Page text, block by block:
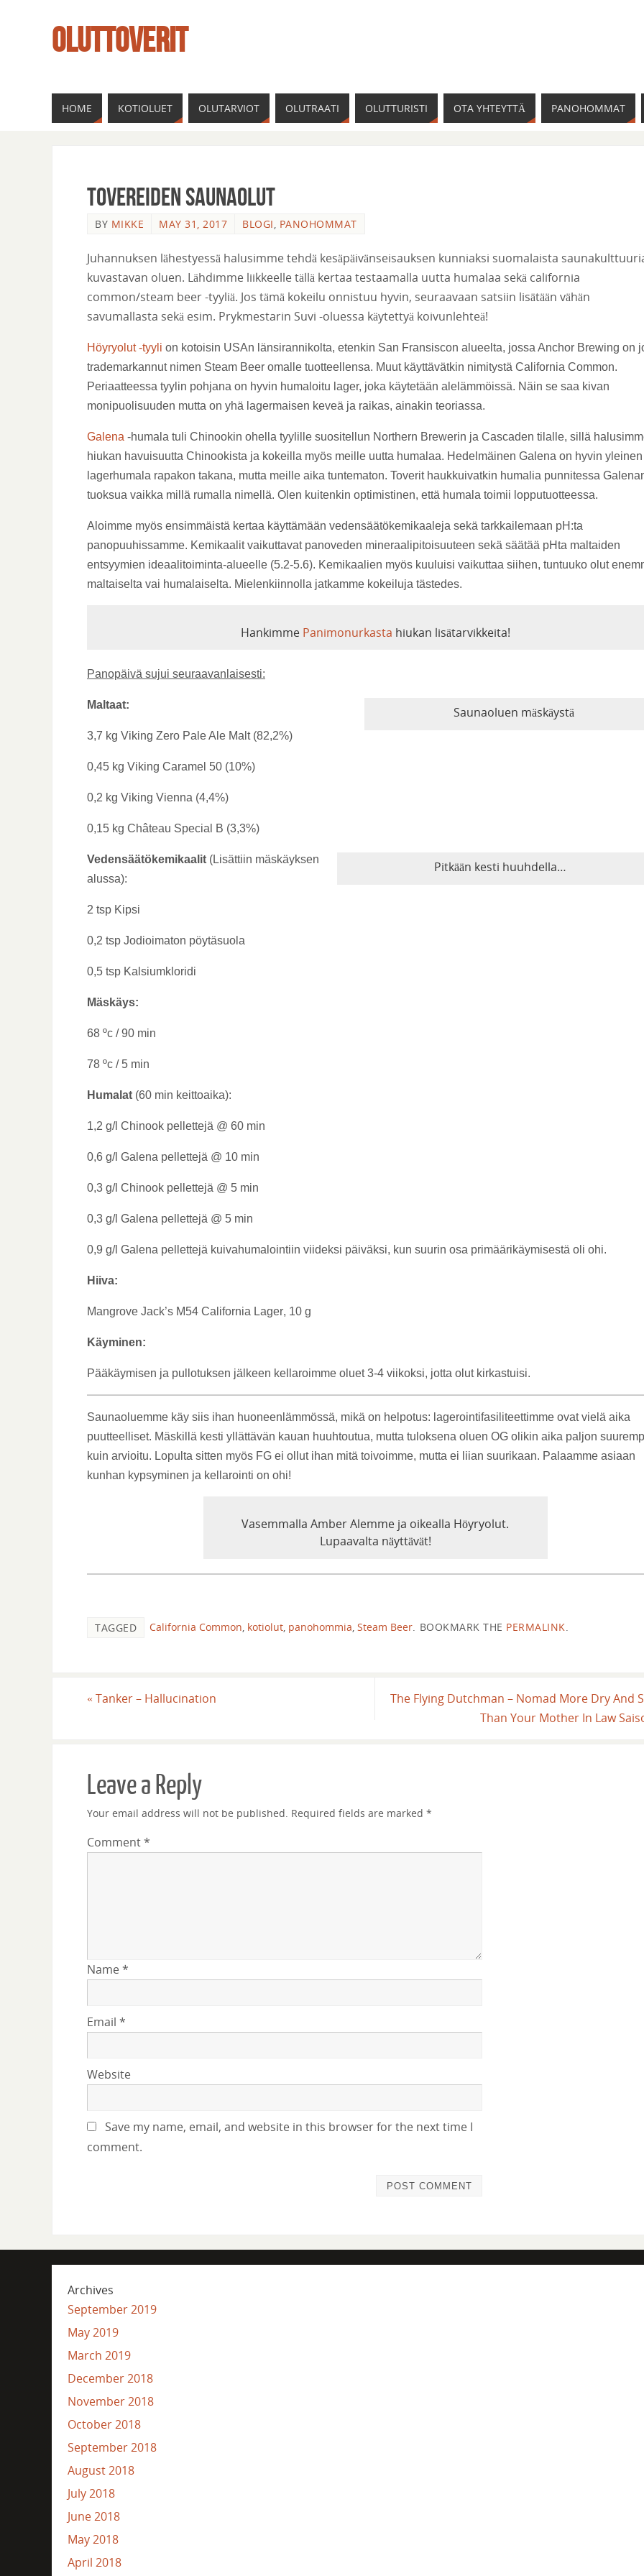
OLUTTOVERIT
HOME KOTIOLUET OLUTARVIOT OLUTRAATI OLUTTURISTI OTA YHTEYTTÄ PANOHOMMAT
Tovereiden Saunaolut
BY MIKKE MAY 31, 2017 BLOGI, PANOHOMMAT
Juhannuksen lähestyessä halusimme tehdä kesäpäivänseisauksen kunniaksi suomalaista
kuvastavan oluen. Lähdimme liikkeelle tällä kertaa testaamalla uutta humalaa sekä california
common/steam beer -tyyliä. Jos tämä kokeilu onnistuu hyvin, seuraavaan satsiin lisätään vähän
savumallasta sekä esim. Prykmestarin Suvi -oluessa käytettyä koivunlehteä!
Höyryolut -tyyli on kotoisin USAn länsirannikolta, etenkin San Fransiscon alueelta, jossa Anchor Brewing on
trademarkannut nimen Steam Beer omalle tuotteellensa. Muut käyttävätkin nimitystä California Common.
Periaatteessa tyylin pohjana on hyvin humaloitu lager, joka käytetään alelämmöissä. Näin se saa kivan
monipuolisuuden mutta on yhä lagermaisen keveä ja raikas, ainakin teoriassa.
Galena -humala tuli Chinookin ohella tyylille suositellun Northern Brewerin ja Cascaden tilalle, sillä
hiukan havuisuutta Chinookista ja kokeilla myös meille uutta humalaa. Hedelmäinen Galena on hyvin yleinen
lagerhumala rapakon takana, mutta meille aika tuntematon. Toverit haukkuivatkin humalia punnitessa
tuoksua vaikka millä rumalla nimellä. Olen kuitenkin optimistinen, että humala toimii lopputuotteessa.
Aloimme myös ensimmäistä kertaa käyttämään vedensäätökemikaaleja sekä tarkkailemaan pH:ta
panopuuhissamme. Kemikaalit vaikuttavat panoveden mineraalipitoisuuteen sekä säätää pHta maltaiden
entsyymien ideaalitoiminta-alueelle (5.2-5.6). Kemikaalien myös kuuluisi vaikuttaa siihen, tuntuuko olut
maltaiselta vai humalaiselta. Mielenkiinnolla jatkamme kokeiluja tästedes.
Hankimme Panimonurkasta hiukan lisätarvikkeita!
Panopäivä sujui seuraavanlaisesti:
Saunaoluen mäskäystä
Maltaat:
3,7 kg Viking Zero Pale Ale Malt (82,2%)
0,45 kg Viking Caramel 50 (10%)
0,2 kg Viking Vienna (4,4%)
0,15 kg Château Special B (3,3%)
Pitkään kesti huuhdella…
Vedensäätökemikaalit (Lisättiin mäskäyksen
alussa):
2 tsp Kipsi
0,2 tsp Jodioimaton pöytäsuola
0,5 tsp Kalsiumkloridi
Mäskäys:
68 ºc / 90 min
78 ºc / 5 min
Humalat (60 min keittoaika):
1,2 g/l Chinook pellettejä @ 60 min
0,6 g/l Galena pellettejä @ 10 min
0,3 g/l Chinook pellettejä @ 5 min
0,3 g/l Galena pellettejä @ 5 min
0,9 g/l Galena pellettejä kuivahumalointiin viideksi päiväksi, kun suurin osa primäärikäymisestä oli ohi.
Hiiva:
Mangrove Jack’s M54 California Lager, 10 g
Käyminen:
Pääkäymisen ja pullotuksen jälkeen kellaroimme oluet 3-4 viikoksi, jotta olut kirkastuisi.
Saunaoluemme käy siis ihan huoneenlämmössä, mikä on helpotus: lagerointifasiliteettimme ovat vielä aika
puutteelliset. Mäskillä kesti yllättävän kauan huuhtoutua, mutta tuloksena oluen OG olikin aika paljon
kuin arvioitu. Lopulta sitten myös FG ei ollut ihan mitä toivoimme, mutta ei liian suurikaan. Palaamme asiaan
kunhan kypsyminen ja kellarointi on ohi!
Vasemmalla Amber Alemme ja oikealla Höyryolut.
Lupaavalta näyttävät!
TAGGED California Common, kotiolut, panohommia, Steam Beer. BOOKMARK THE PERMALINK.
« Tanker – Hallucination
The Flying Dutchman – Nomad More Dry And
Than Your Mother In Law
Leave a Reply
Your email address will not be published. Required fields are marked *
Comment*
Name*
Email *
Website
Save my name, email, and website in this browser for the next time I
comment.
Archives
September 2019
May 2019
March 2019
December 2018
November 2018
October 2018
September 2018
August 2018
July 2018
June 2018
May 2018
April 2018